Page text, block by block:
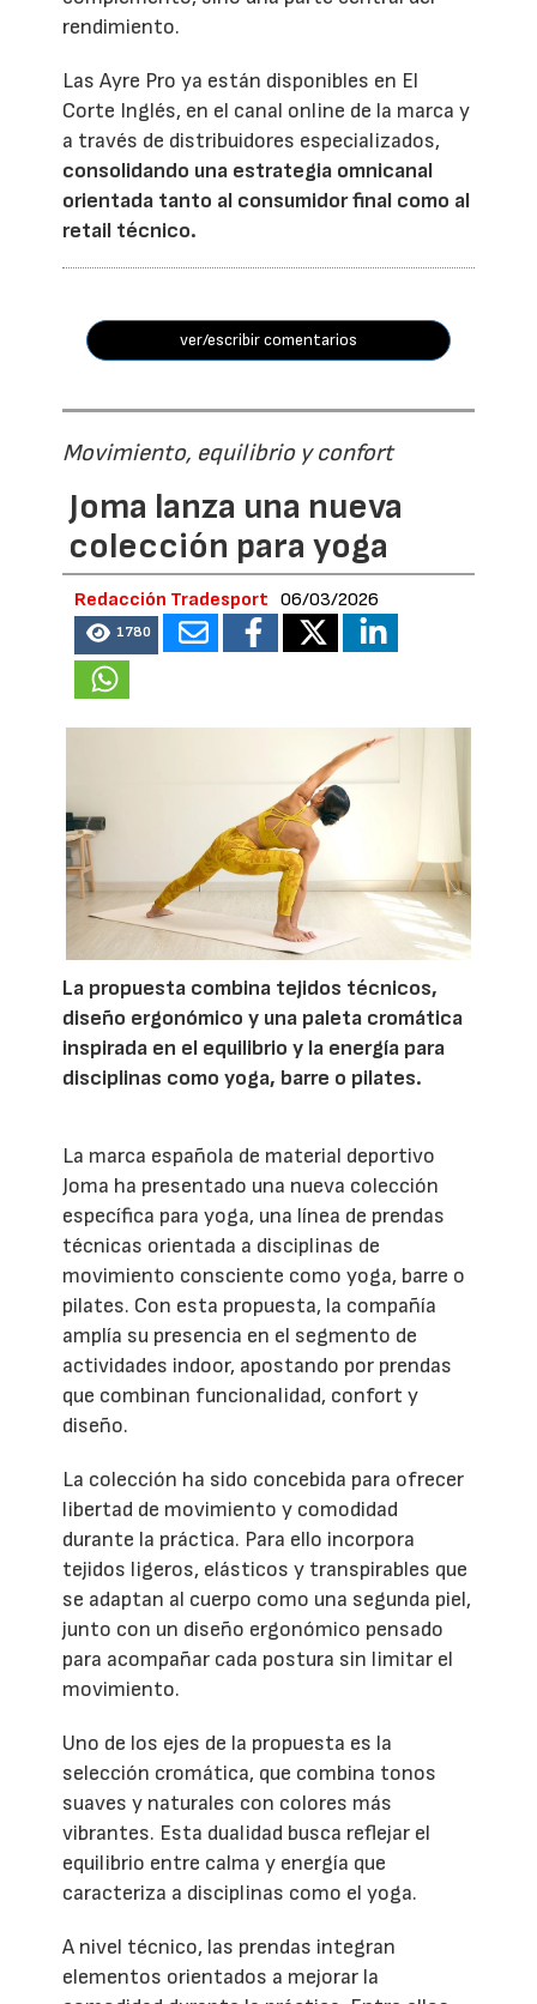
rendimiento.
Las Ayre Pro ya están disponibles en El
Corte Inglés, en el canal online de la marca y
a través de distribuidores especializados,
consolidando una estrategia omnicanal
orientada tanto al consumidor final como al
retail técnico.
ver/escribir comentarios
Movimiento, equilibrio y confort
Joma lanza una nueva
colección para yoga
Redacción Tradesport 06/03/2026
1780
La propuesta combina tejidos técnicos,
diseño ergonómico y una paleta cromática
inspirada en el equilibrio y la energía para
disciplinas como yoga, barre o pilates.
La marca española de material deportivo
Joma ha presentado una nueva colección
específica para yoga, una línea de prendas
técnicas orientada a disciplinas de
movimiento consciente como yoga, barre o
pilates. Con esta propuesta, la compañía
amplía su presencia en el segmento de
actividades indoor, apostando por prendas
que combinan funcionalidad, confort y
diseño.
La colección ha sido concebida para ofrecer
libertad de movimiento y comodidad
durante la práctica. Para ello incorpora
tejidos ligeros, elásticos y transpirables que
se adaptan al cuerpo como una segunda piel,
junto con un diseño ergonómico pensado
para acompañar cada postura sin limitar el
movimiento.
Uno de los ejes de la propuesta es la
selección cromática, que combina tonos
suaves y naturales con colores más
vibrantes. Esta dualidad busca reflejar el
equilibrio entre calma y energía que
caracteriza a disciplinas como el yoga.
A nivel técnico, las prendas integran
elementos orientados a mejorar la